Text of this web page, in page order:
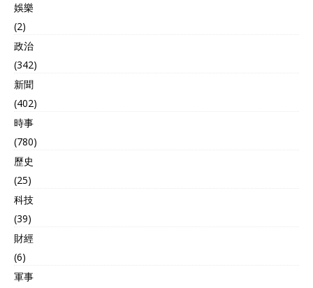
娛樂
(2)
政治
(342)
新聞
(402)
時事
(780)
歷史
(25)
科技
(39)
財經
(6)
軍事